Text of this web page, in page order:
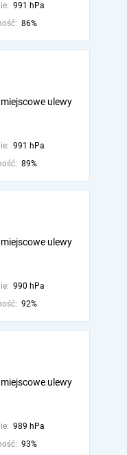
991 hPa
86%
ulewy
991 hPa
89%
ulewy
990 hPa
92%
ulewy
989 hPa
93%